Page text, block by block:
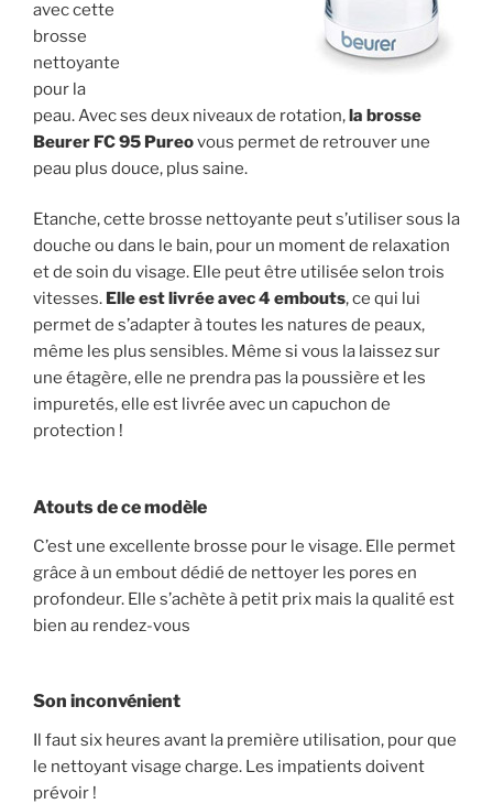
avec cette
brosse
nettoyante
pour la
peau. Avec ses deux niveaux de rotation,la brosse
Beurer FC 95 Pureovous permet de retrouver une
peau plus douce, plus saine.
Etanche, cette brosse nettoyante peut s’utiliser sous la
douche ou dans le bain, pour un moment de relaxation
et de soin du visage. Elle peut être utilisée selon trois
vitesses. Elle est livrée avec 4 embouts, ce qui lui
permet de s’adapter à toutes les natures de peaux,
même les plus sensibles. Même si vous la laissez sur
une étagère, elle ne prendra pas la poussière et les
impuretés, elle est livrée avec un capuchon de
protection !
Atouts de ce modèle
C’est une excellente brosse pour le visage. Elle permet
grâce à un embout dédié de nettoyer les pores en
profondeur. Elle s’achète à petit prix mais la qualité est
bien au rendez-vous
Son inconvénient
Il faut six heures avant la première utilisation, pour que
le nettoyant visage charge. Les impatients doivent
prévoir !